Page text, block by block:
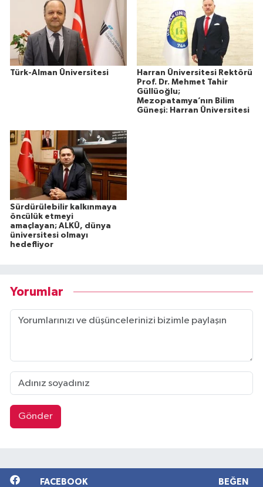
Türk-Alman Üniversitesi
Harran Üniversitesi Rektörü
Prof. Dr. Mehmet Tahir
Güllüoğlu;
Mezopatamya’nın Bilim
Güneşi: Harran Üniversitesi
Sürdürülebilir kalkınmaya
öncülük etmeyi
amaçlayan; ALKÜ, dünya
üniversitesi olmayı
hedefliyor
Yorumlar
Gönder
FACEBOOK BEĞEN